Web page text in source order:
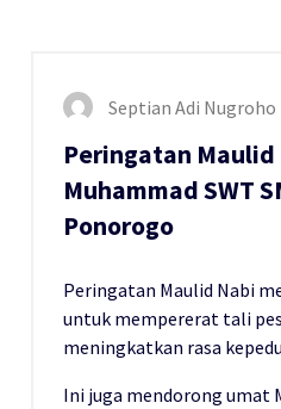
Septian Adi Nugroho
Peringatan Maulid
Muhammad SWT
Ponorogo
Peringatan Maulid Nabi
untuk mempererat tali
meningkatkan rasa
Ini juga mendorong umat